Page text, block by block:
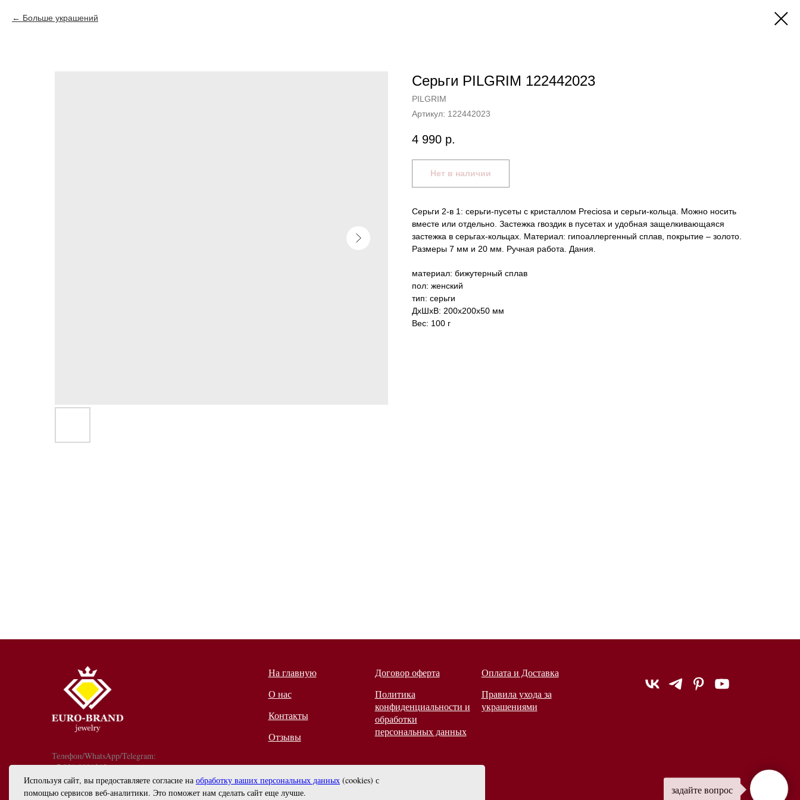
Больше украшений
Серьги PILGRIM 122442023
PILGRIM
Артикул: 122442023
4 990 р.
Нет в наличии
Серьги 2-в 1: серьги-пусеты с кристаллом Preciosa и серьги-кольца. Можно носить
вместе или отдельно. Застежка гвоздик в пусетах и удобная защелкивающаяся
застежка в серьгах-кольцах. Материал: гипоаллергенный сплав, покрытие – золото.
Размеры 7 мм и 20 мм. Ручная работа. Дания.
материал: бижутерный сплав
пол: женский
тип: серьги
ДxШxВ: 200x200x50 мм
Вес: 100 г
задайте вопрос
Используя сайт, вы предоставляете согласие на обработку ваших персональных данных (cookies) с
помощью сервисов веб-аналитики. Это поможет нам сделать сайт еще лучше.
Телефон/WhatsApp/Telegram:
+7 921 9081213
График работы: с 10:00 до 18:00
info@euro-brand.ru
На главную
О нас
Контакты
Отзывы
Договор оферта
Политика
конфиденциальности и
обработки
персональных данных
Оплата и Доставка
Правила ухода за
украшениями